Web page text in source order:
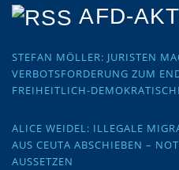
AFD-
STEFAN MÖLLER: JURISTEN
VERBOTSFORDERUNG ZUM
FREIHEITLICH-
ALICE WEIDEL: ILLEGALE
AUS CEUTA ABSCHIEBEN –
AUSSETZEN